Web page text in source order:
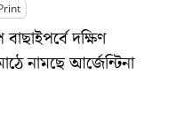
দক্ষিণ
নামছে আর্জেন্টিনা